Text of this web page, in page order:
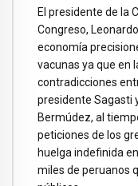
El presidente de la
Congreso,
economía
vacunas ya que en
contradicciones
presidente Sagasti
Bermúdez, al
peticiones de los
huelga indefinida
miles de peruanos